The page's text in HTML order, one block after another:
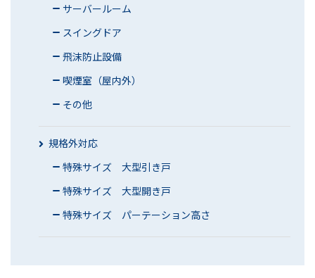
サーバールーム
スイングドア
飛沫防止設備
喫煙室（屋内外）
その他
規格外対応
特殊サイズ 大型引き戸
特殊サイズ 大型開き戸
特殊サイズ パーテーション高さ